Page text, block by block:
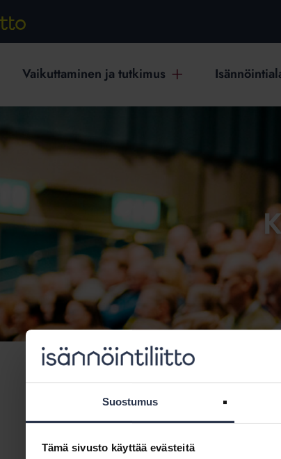
Suostumus
Tämä sivusto käyttää evästeitä
Vaikuttaminen ja tutkimus
Isännöintialan
Webinaarit